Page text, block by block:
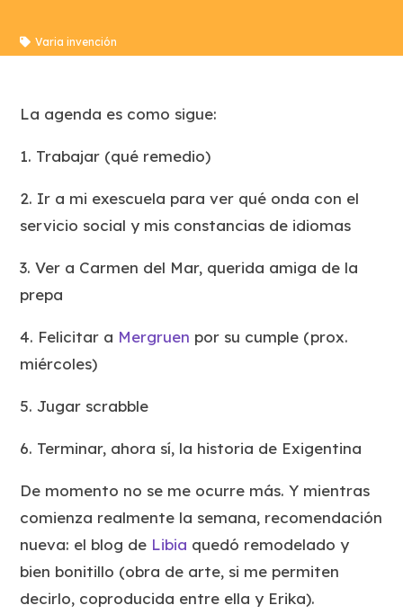
Varia invención
La agenda es como sigue:
1. Trabajar (qué remedio)
2. Ir a mi exescuela para ver qué onda con el
servicio social y mis constancias de idiomas
3. Ver a Carmen del Mar, querida amiga de la
prepa
4. Felicitar a Mergruen por su cumple (prox.
miércoles)
5. Jugar scrabble
6. Terminar, ahora sí, la historia de Exigentina
De momento no se me ocurre más. Y mientras
comienza realmente la semana, recomendación
nueva: el blog de Libia quedó remodelado y
bien bonitillo (obra de arte, si me permiten
decirlo, coproducida entre ella y Erika).